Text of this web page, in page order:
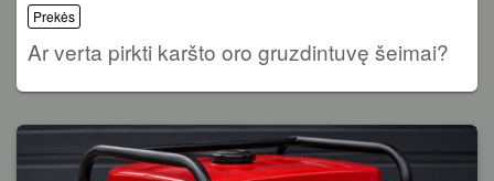
Prekės
Ar verta pirkti karšto oro gruzdintuvę šeimai?